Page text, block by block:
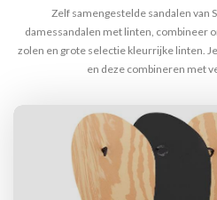
Zelf samengestelde sandalen van
damessandalen met linten, combineer
zolen en grote selectie kleurrijke linten.
en deze combineren met